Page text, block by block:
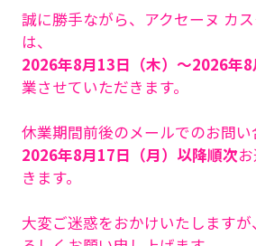
誠に勝手ながら、アクセーヌ カ
は、
2026年8月13日（木）～2026年8
業させていただきます。
休業期間前後のメールでのお問い
2026年8月17日（月）以降順次
きます。
大変ご迷惑をおかけいたします